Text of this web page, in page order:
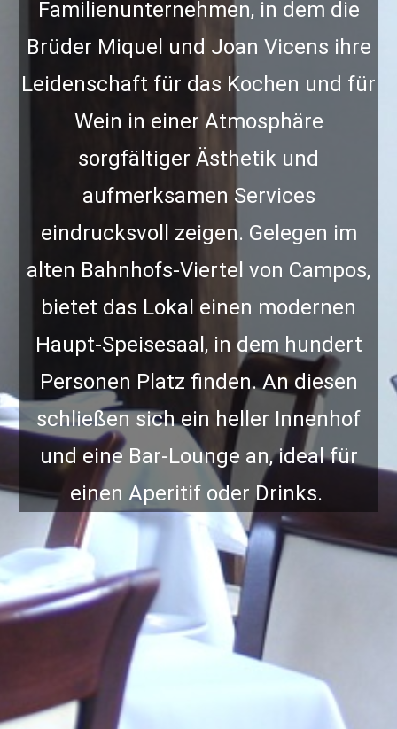
Familienunternehmen, in dem die
Brüder Miquel und Joan Vicens ihre
Leidenschaft für das Kochen und für
Wein in einer Atmosphäre
sorgfältiger Ästhetik und
aufmerksamen Services
eindrucksvoll zeigen. Gelegen im
alten Bahnhofs-Viertel von Campos,
bietet das Lokal einen modernen
Haupt-Speisesaal, in dem hundert
Personen Platz finden. An diesen
schließen sich ein heller Innenhof
und eine Bar-Lounge an, ideal für
einen Aperitif oder Drinks.